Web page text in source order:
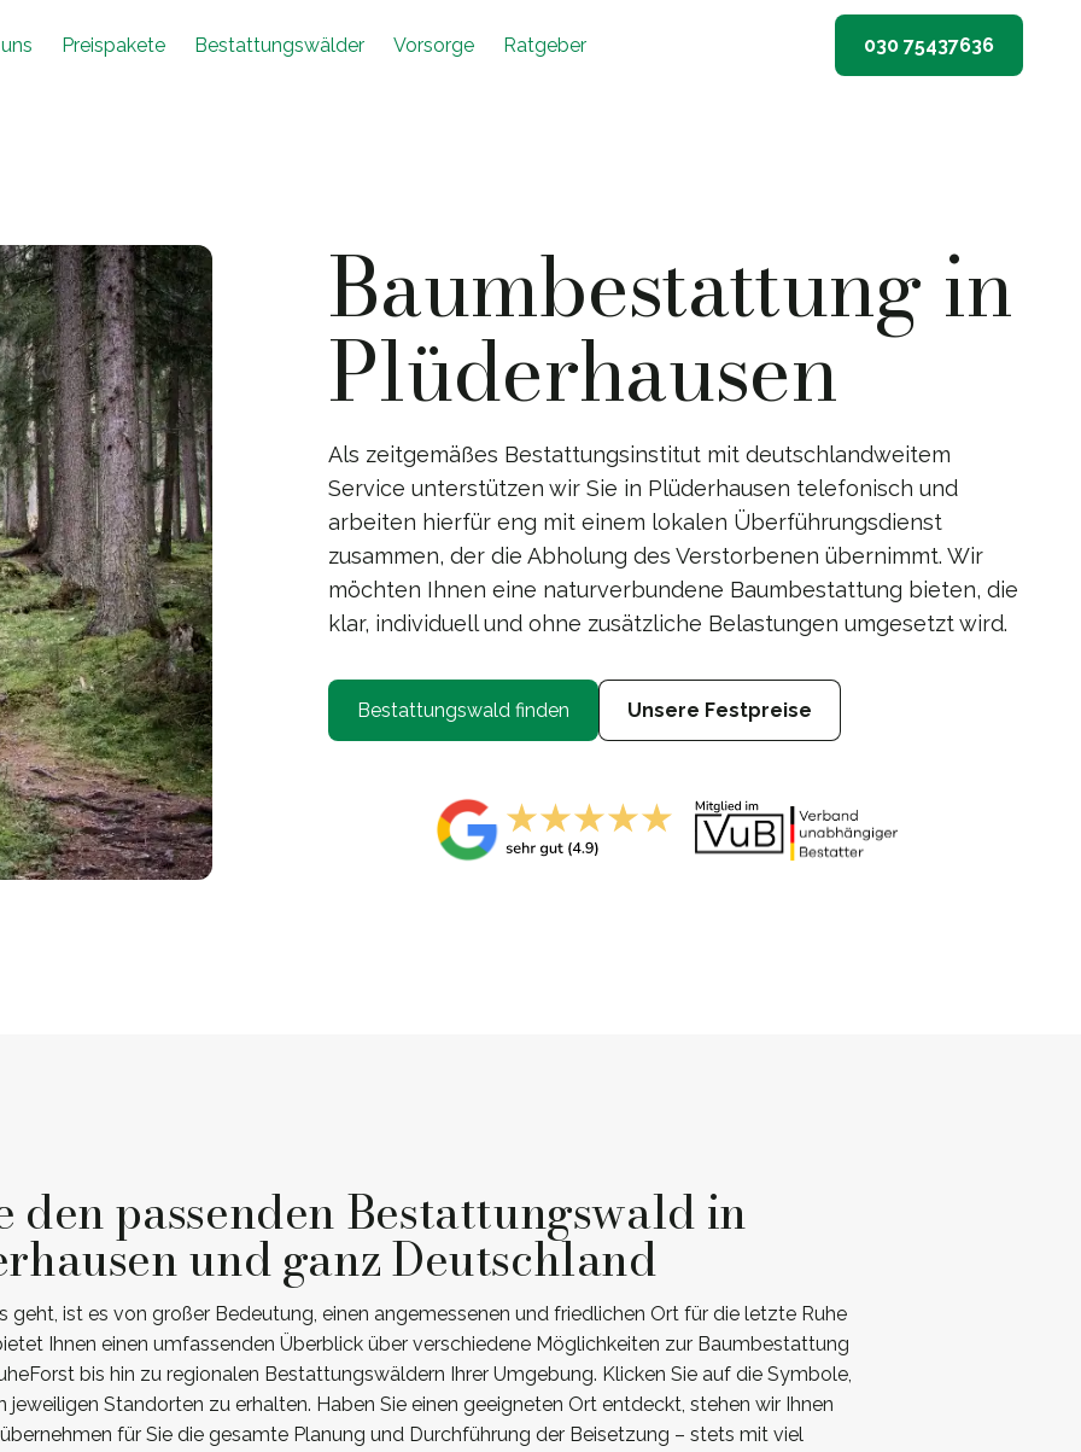
Preispakete Bestattungswälder Vorsorge Ratgeber 030 75437636
Baumbestattung in
Plüderhausen
Als zeitgemäßes Bestattungsinstitut mit deutschlandweitem
Service unterstützen wir Sie in Plüderhausen telefonisch und
arbeiten hierfür eng mit einem lokalen Überführungsdienst
zusammen, der die Abholung des Verstorbenen übernimmt. Wir
möchten Ihnen eine naturverbundene Baumbestattung bieten, die
klar, individuell und ohne zusätzliche Belastungen umgesetzt wird.
Bestattungswald finden Unsere Festpreise
den passenden Bestattungswald in
und ganz Deutschland
geht, ist es von großer Bedeutung, einen angemessenen und friedlichen Ort für die letzte Ruhe
Ihnen einen umfassenden Überblick über verschiedene Möglichkeiten zur Baumbestattung
bis hin zu regionalen Bestattungswäldern Ihrer Umgebung. Klicken Sie auf die Symbole,
Standorten zu erhalten. Haben Sie einen geeigneten Ort entdeckt, stehen wir Ihnen
für Sie die gesamte Planung und Durchführung der Beisetzung – stets mit viel